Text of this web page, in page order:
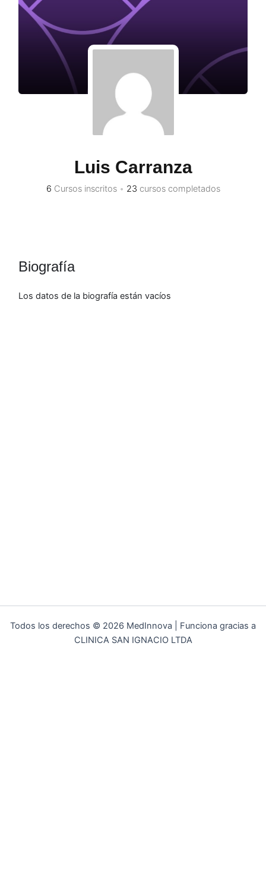
Luis Carranza
6 Cursos inscritos • 23 cursos completados
Biografía
Los datos de la biografía están vacíos
Todos los derechos © 2026 MedInnova | Funciona gracias a
CLINICA SAN IGNACIO LTDA